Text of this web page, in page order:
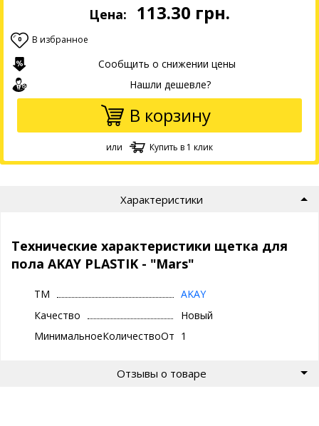
Цена: 113.30 грн.
0 В избранное
Сообщить о снижении цены
Нашли дешевле?
В корзину
или Купить в 1 клик
Характеристики
Технические характеристики щетка для
пола AKAY PLASTIK - "Mars"
ТМ
AKAY
Качество
Новый
МинимальноеКоличествоОтгрузки
1
Отзывы о товаре